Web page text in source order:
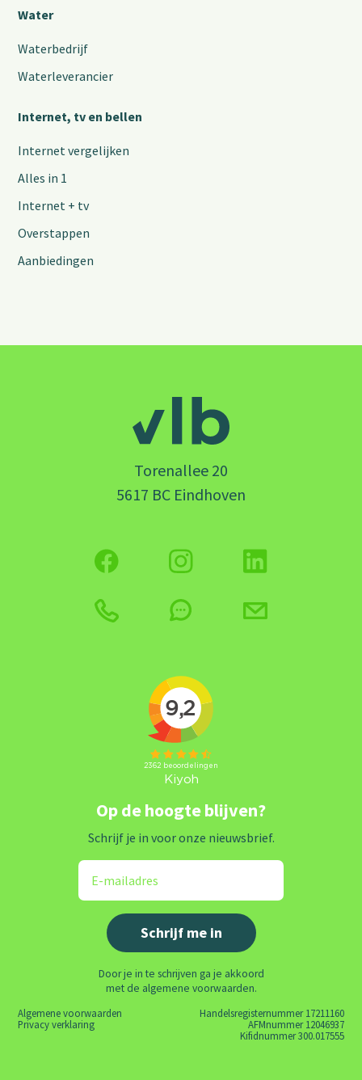
Water
Waterbedrijf
Waterleverancier
Internet, tv en bellen
Internet vergelijken
Alles in 1
Internet + tv
Overstappen
Aanbiedingen
Torenallee 20
5617 BC Eindhoven
Op de hoogte blijven?
Schrijf je in voor onze nieuwsbrief.
Door je in te schrijven ga je akkoord
met de algemene voorwaarden.
Algemene voorwaarden
Privacy verklaring
Handelsregisternummer 17211160
AFMnummer 12046937
Kifidnummer 300.017555